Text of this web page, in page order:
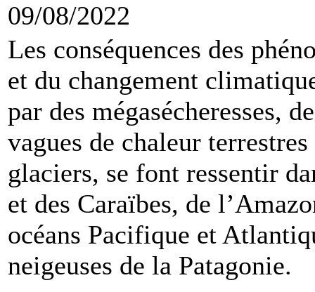
09/08/2022
Les conséquences des
et du changement
par des mégasécheresses,
vagues de chaleur
glaciers, se font ressentir
et des Caraïbes, de
océans Pacifique et
neigeuses de la Patagonie.